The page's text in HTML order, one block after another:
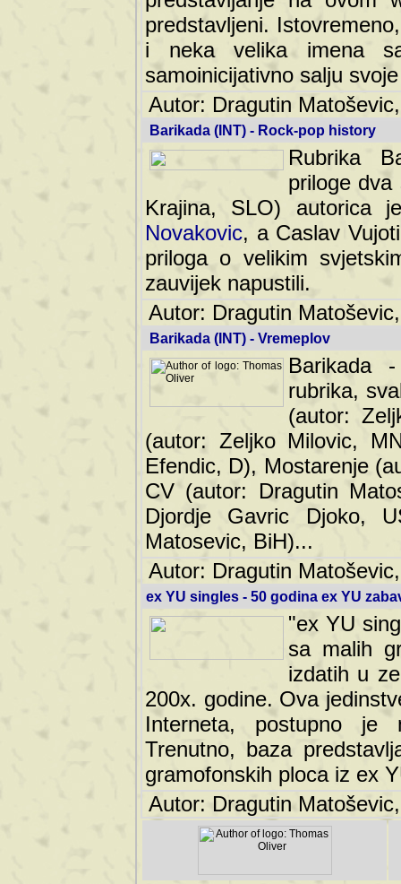
predstavljeni.
i neka velika imena
samoinicijativno salju
Autor: Dragutin
Barikada (INT) - Rock-pop history
Rubrika
dva
SLO) autorica je velikog
Caslav Vujotic
velikim svjetskim
napustili.
Autor: Dragutin
Barikada (INT) - Vremeplov
Barikada
rubrika,
(autor:
(autor: Zeljko Milovic,
Efendic, D), Mostarenje
CV (autor: Dragutin
Djordje Gavric Djoko,
Matosevic, BiH)...
Autor: Dragutin
ex YU singles - 50 godina ex YU
"ex YU
sa malih
izdatih u
200x. godine. Ova
Interneta, postupno je
baza predstavlja
ploca iz ex YU.
Autor: Dragutin